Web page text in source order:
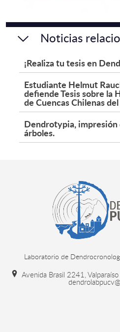
Noticias
¡Realiza tu tesis en
Estudiante Helmut
defiende Tesis sobre la
de Cuencas Chilenas
Dendrotypia, impresión
árboles.
Laboratorio de
Avenida Brasil 2241, Valparaíso